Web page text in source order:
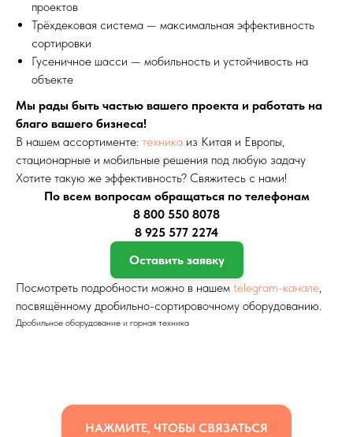
проектов
Трёхдековая система — максимальная эффективность
сортировки
Гусеничное шасси — мобильность и устойчивость на
объекте
Мы рады быть частью вашего проекта и работать на
благо вашего бизнеса!
В нашем ассортименте: техника из Китая и Европы,
стационарные и мобильные решения под любую задачу
Хотите такую же эффективность? Свяжитесь с нами!
По всем вопросам обращаться по телефонам
8 800 550 8078
8 925 577 2274
Оставить заявку
Посмотреть подробности можно в нашем telegram-канале,
посвящённому дробильно-сортировочному оборудованию.
Дробильное оборудование и горная техника
НАЖМИТЕ, ЧТОБЫ СВЯЗАТЬСЯ